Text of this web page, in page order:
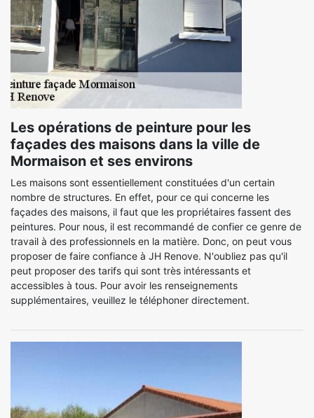
Les opérations de peinture pour les
façades des maisons dans la ville de
Mormaison et ses environs
Les maisons sont essentiellement constituées d'un certain
nombre de structures. En effet, pour ce qui concerne les
façades des maisons, il faut que les propriétaires fassent des
peintures. Pour nous, il est recommandé de confier ce genre de
travail à des professionnels en la matière. Donc, on peut vous
proposer de faire confiance à JH Renove. N'oubliez pas qu'il
peut proposer des tarifs qui sont très intéressants et
accessibles à tous. Pour avoir les renseignements
supplémentaires, veuillez le téléphoner directement.